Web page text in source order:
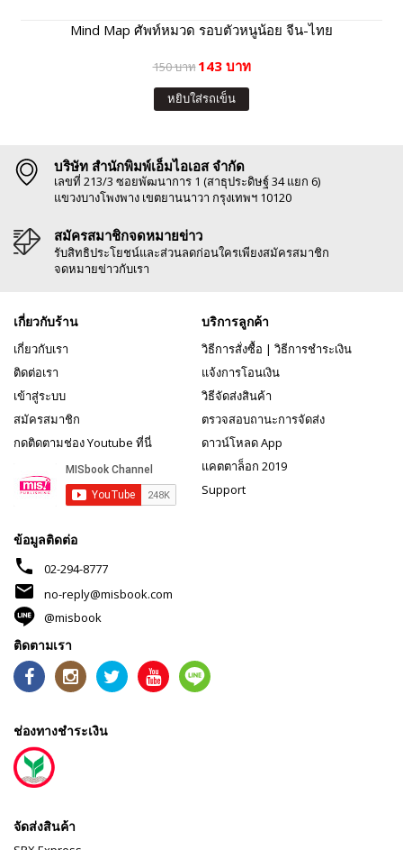
Mind Map ศัพท์หมวด รอบตัวหนูน้อย จีน-ไทย
150 บาท143 บาท
หยิบใส่รถเข็น
บริษัท สำนักพิมพ์เอ็มไอเอส จำกัด
เลขที่ 213/3 ซอยพัฒนาการ 1 (สาธุประดิษฐ์ 34 แยก 6)
แขวงบางโพงพาง เขตยานนาวา กรุงเทพฯ 10120
สมัครสมาชิกจดหมายข่าว
รับสิทธิประโยชน์และส่วนลดก่อนใครเพียงสมัครสมาชิก
จดหมายข่าวกับเรา
เกี่ยวกับร้าน
เกี่ยวกับเรา
ติดต่อเรา
เข้าสู่ระบบ
สมัครสมาชิก
กดติดตามช่อง Youtube ที่นี่
บริการลูกค้า
วิธีการสั่งซื้อ | วิธีการชำระเงิน
แจ้งการโอนเงิน
วิธีจัดส่งสินค้า
ตรวจสอบถานะการจัดส่ง
ดาวน์โหลด App
แคตตาล็อก 2019
Support
ข้อมูลติดต่อ
phone 02-294-8777
mail
no-reply@misbook.com
@misbook
ติดตามเรา
ช่องทางชำระเงิน
จัดส่งสินค้า